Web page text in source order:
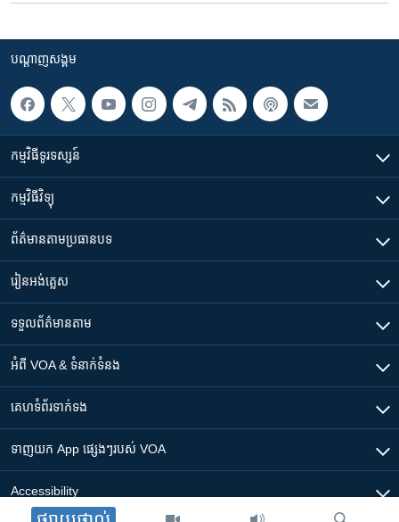
បណ្តាញ​សង្គម
កម្មវិធី​ទូរទស្សន៍
កម្មវិធី​វិទ្យុ
ព័ត៌មាន​តាមប្រធានបទ​
រៀន​​អង់គ្លេស
ទទួល​ព័ត៌មាន​តាម
អំពី​ VOA & ទំនាក់ទំនង
គេហទំព័រ​​ទាក់ទង
ទាញយក​ App ផ្សេងៗ​របស់​ VOA
Accessibility